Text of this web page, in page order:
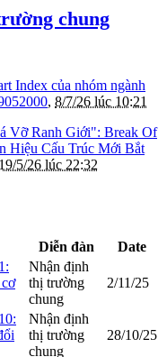
chung
Index của nhóm ngành
, 8/7/26 lúc 10:21
Vỡ Ranh Giới": Break Of
Hiệu Cấu Trúc Mới Bắt
19/5/26 lúc 22:32
Diễn đàn
Date
Nhận định
thị trường
chung
2/11/25
Nhận định
thị trường
chung
28/10/25